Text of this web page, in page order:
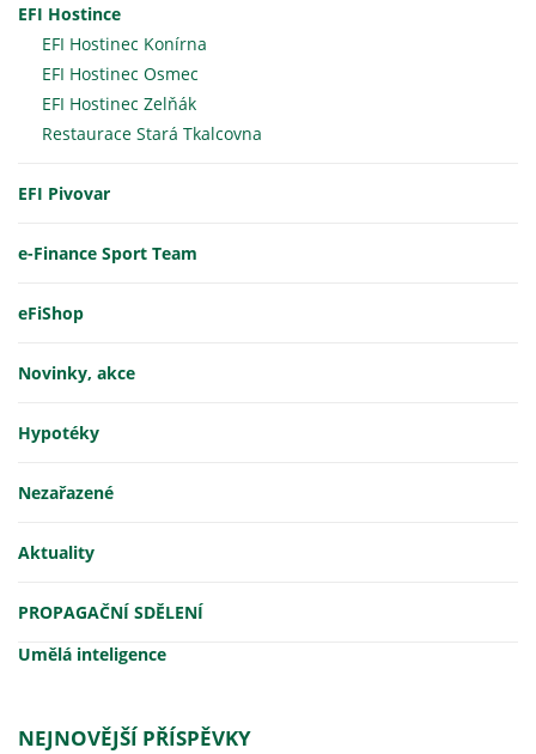
EFI Hostince
EFI Hostinec Konírna
EFI Hostinec Osmec
EFI Hostinec Zelňák
Restaurace Stará Tkalcovna
EFI Pivovar
e-Finance Sport Team
eFiShop
Novinky, akce
Hypotéky
Nezařazené
Aktuality
PROPAGAČNÍ SDĚLENÍ
Umělá inteligence
NEJNOVĚJŠÍ PŘÍSPĚVKY